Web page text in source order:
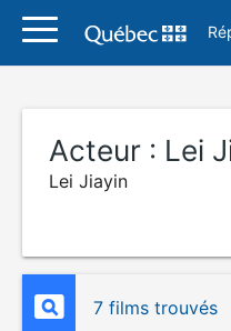
Acteur : Lei
Lei Jiayin
7 films trouvés